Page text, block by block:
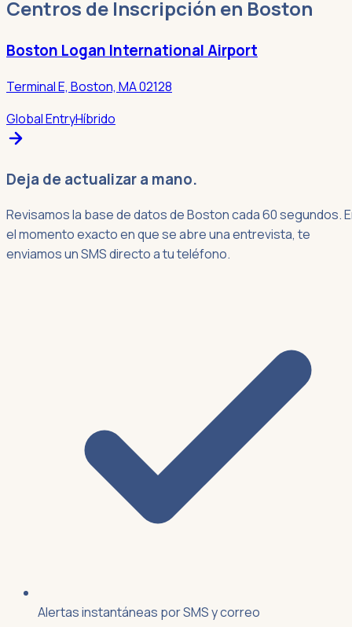
Centros de Inscripción en Boston
Boston Logan International Airport
Terminal E, Boston, MA 02128
Global EntryHíbrido
Deja de actualizar a mano.
Revisamos la base de datos de Boston cada 60 segundos.
el momento exacto en que se abre una entrevista, te
enviamos un SMS directo a tu teléfono.
Alertas instantáneas por SMS y correo